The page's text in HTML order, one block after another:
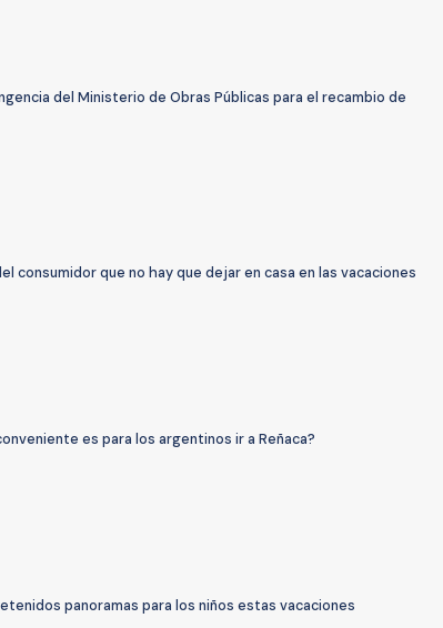
del Ministerio de Obras Públicas para el recambio de
consumidor que no hay que dejar en casa en las vacaciones
es para los argentinos ir a Reñaca?
panoramas para los niños estas vacaciones